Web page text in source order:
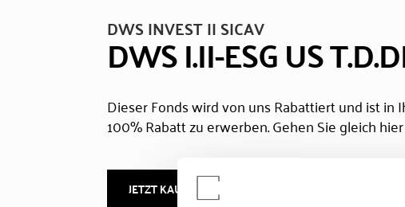
DWS INVEST II SICAV
DWS I.II-ESG US
Dieser Fonds wird von uns Rabattiert und ist in
100% Rabatt zu erwerben. Gehen Sie gleich
JETZT KAUFEN